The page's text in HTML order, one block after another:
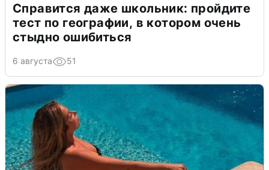
Справится даже школьник: пройдите
тест по географии, в котором очень
стыдно ошибиться
6 августа 51